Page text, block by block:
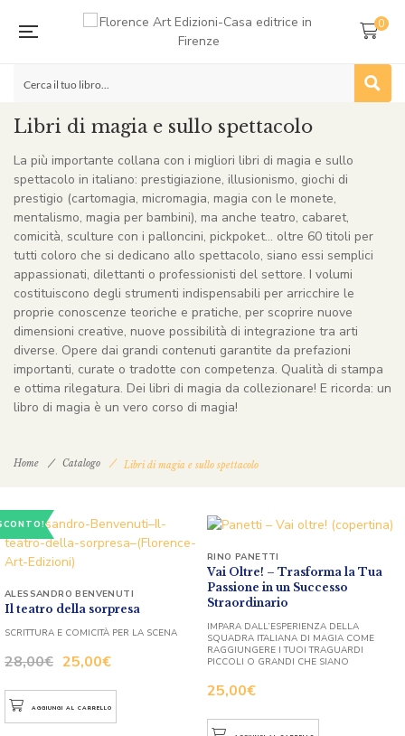
0
Libri di magia e sullo spettacolo
La più importante collana con i migliori libri di magia e sullo
spettacolo in italiano: prestigiazione, illusionismo, giochi di
prestigio (cartomagia, micromagia, magia con le monete,
mentalismo, magia per bambini), ma anche teatro, cabaret,
comicità, sculture con i palloncini, pickpoket… oltre 60 titoli per
tutti coloro che si dedicano allo spettacolo, siano essi semplici
appassionati, dilettanti o professionisti del settore. I volumi
costituiscono degli strumenti indispensabili per arricchire le
proprie conoscenze teoriche e pratiche, per scoprire nuove
dimensioni creative, nuove possibilità di integrazione tra arti
diverse. Opere dai grandi contenuti garantite da prefazioni
importanti, curate o tradotte con competenza. Qualità di stampa
e ottima rilegatura. Dei libri di magia da collezionare! E ricorda: un
libro di magia è un vero corso di magia!
Home Catalogo Libri di magia e sullo spettacolo
Il teatro della sorpresa
28,00€ 25,00€
ALESSANDRO BENVENUTI
SCRITTURA E COMICITÀ PER LA SCENA
AGGIUNGI AL CARRELLO
Vai Oltre! – Trasforma la Tua
Passione in un Successo
Straordinario
25,00€
RINO PANETTI
IMPARA DALL’ESPERIENZA DELLA
SQUADRA ITALIANA DI MAGIA COME
RAGGIUNGERE I TUOI TRAGUARDI
PICCOLI O GRANDI CHE SIANO